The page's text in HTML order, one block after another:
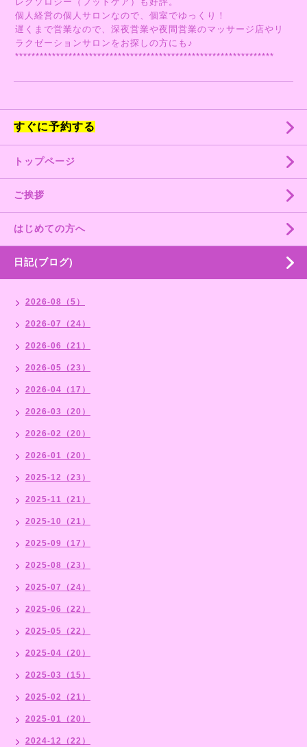
個人経営の個人サロンなので、個室でゆっくり！
遅くまで営業なので、深夜営業や夜間営業のマッサージ店やリ
ラクゼーションサロンをお探しの方にも♪
***************************************************************
すぐに予約する
トップページ
ご挨拶
はじめての方へ
日記(ブログ)
2026-08（5）
2026-07（24）
2026-06（21）
2026-05（23）
2026-04（17）
2026-03（20）
2026-02（20）
2026-01（20）
2025-12（23）
2025-11（21）
2025-10（21）
2025-09（17）
2025-08（23）
2025-07（24）
2025-06（22）
2025-05（22）
2025-04（20）
2025-03（15）
2025-02（21）
2025-01（20）
2024-12（22）